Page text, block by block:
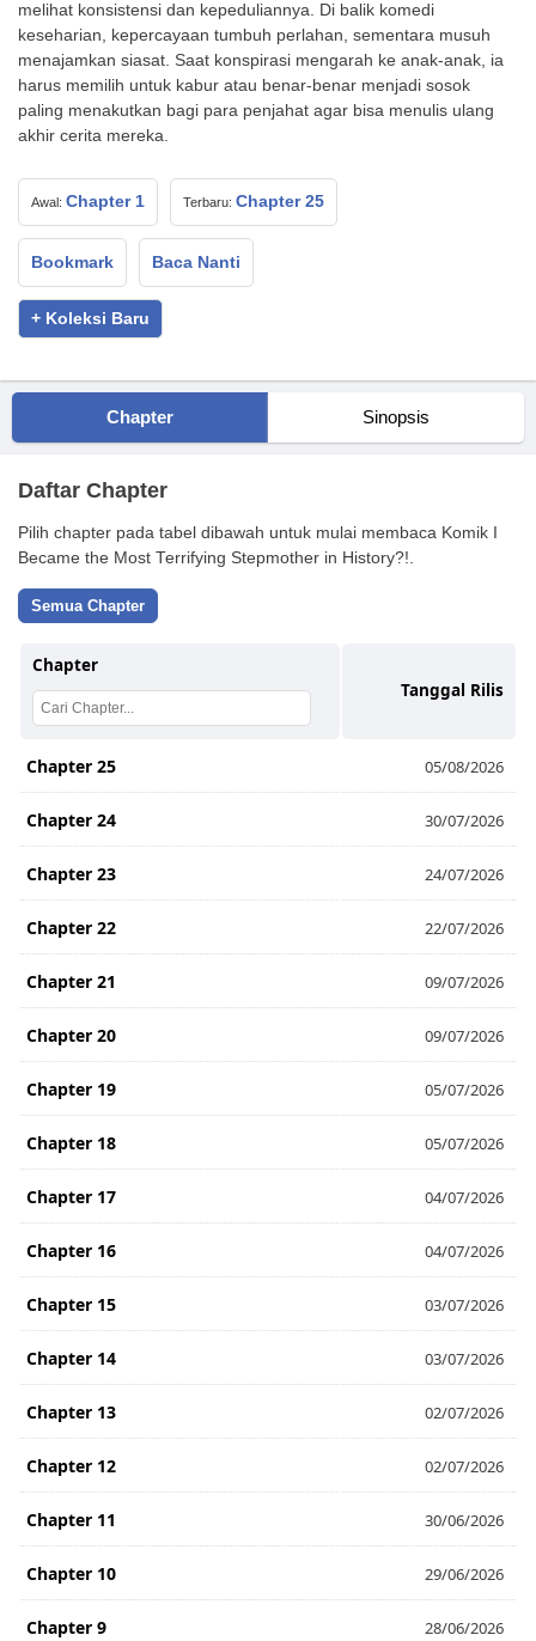
melihat konsistensi dan kepeduliannya. Di balik komedi
keseharian, kepercayaan tumbuh perlahan, sementara musuh
menajamkan siasat. Saat konspirasi mengarah ke anak-anak, ia
harus memilih untuk kabur atau benar-benar menjadi sosok
paling menakutkan bagi para penjahat agar bisa menulis ulang
akhir cerita mereka.
Awal: Chapter 1 Terbaru: Chapter 25
Bookmark Baca Nanti
+ Koleksi Baru
Chapter Sinopsis
Daftar Chapter
Pilih chapter pada tabel dibawah untuk mulai membaca Komik I
Became the Most Terrifying Stepmother in History?!.
Semua Chapter
Chapter
Tanggal Rilis
Chapter 25 05/08/2026
Chapter 24 30/07/2026
Chapter 23 24/07/2026
Chapter 22 22/07/2026
Chapter 21 09/07/2026
Chapter 20 09/07/2026
Chapter 19 05/07/2026
Chapter 18 05/07/2026
Chapter 17 04/07/2026
Chapter 16 04/07/2026
Chapter 15 03/07/2026
Chapter 14 03/07/2026
Chapter 13 02/07/2026
Chapter 12 02/07/2026
Chapter 11 30/06/2026
Chapter 10 29/06/2026
Chapter 9 28/06/2026